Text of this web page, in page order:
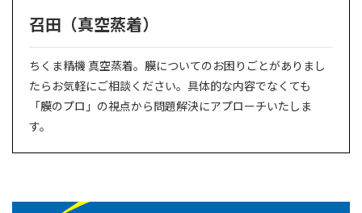
召田（真空蒸着）
ちくま精機 真空蒸着。膜についてのお困りごとがありまし
たらお気軽にご相談ください。具体的な内容でなくても
「膜のプロ」の視点から問題解決にアプローチいたしま
す。